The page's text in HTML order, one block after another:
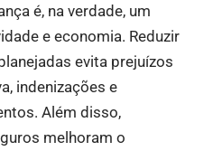
é, na verdade, um
e economia. Reduzir
evita prejuízos
indenizações e
Além disso,
melhoram o